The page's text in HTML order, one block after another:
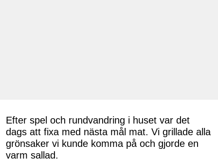
Efter spel och rundvandring i huset var det
dags att fixa med nästa mål mat. Vi grillade alla
grönsaker vi kunde komma på och gjorde en
varm sallad.